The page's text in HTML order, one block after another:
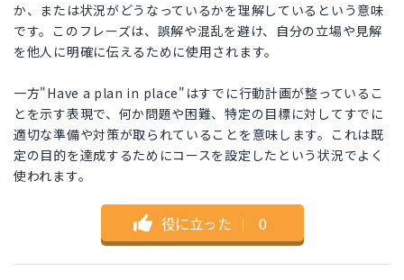
か、または状況がどうなっているかを理解しているという意味
です。このフレーズは、誤解や混乱を避け、自分の立場や見解
を他人に明確に伝えるために使用されます。
一方"Have a plan in place"はすでに行動計画が整っているこ
とを示す表現で、何か問題や困難、特定の目標に対してすでに
適切な準備や対策が取られていることを意味します。これは既
定の目的を達成するためにコースを設定したという状況でよく
使われます。
役に立った ｜ 0